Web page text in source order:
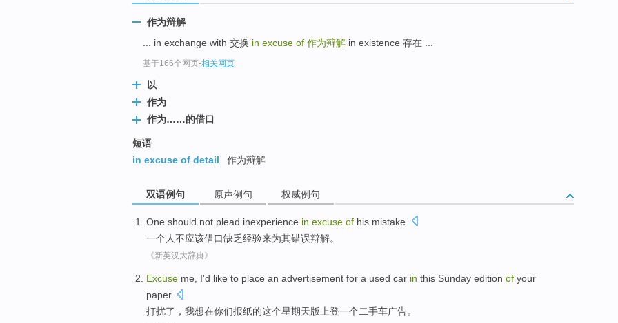
作为辩解
... in exchange with 交换 in excuse of 作为辩解 in existence 存在 ...
基于166个网页-相关网页
以
作为
作为……的借口
短语
in excuse of detail
作为辩解
双语例句 原声例句 权威例句
One should not plead inexperience in excuse of his mistake
一个人不应该借口缺乏经验来为其错误辩解。
《新英汉大辞典》
Excuse me, I'd like to place an advertisement for a used car in this Sunday edition of your
paper.
打扰了， 我想在你们报纸的这个星期天版上登一个二手车广告。